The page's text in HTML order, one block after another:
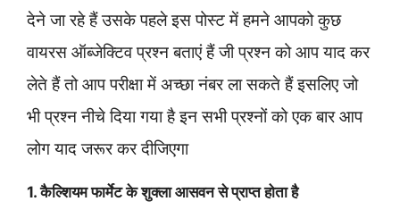
देने जा रहे हैं उसके पहले इस पोस्ट में हमने आपको कुछ
वायरस ऑब्जेक्टिव प्रश्न बताएं हैं जी प्रश्न को आप याद कर
लेते हैं तो आप परीक्षा में अच्छा नंबर ला सकते हैं इसलिए जो
भी प्रश्न नीचे दिया गया है इन सभी प्रश्नों को एक बार आप
लोग याद जरूर कर दीजिएगा
1. कैल्शियम फार्मेट के शुक्ला आसवन से प्राप्त होता है